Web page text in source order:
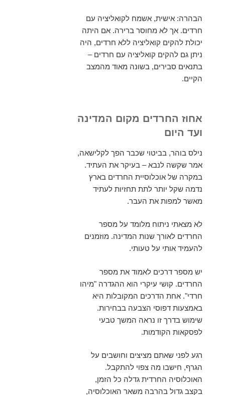
הבהרה: אישית, אשמח לקואליציה עם
חרדים. אך לא מחוסר ברירה. אם היתה
יכולת להקים קואליציה ללא חרדים, היה
ניתן גם להקים קואליציה עם חרדים –
בתנאים סבירים, בשונה מאוד מהמצב
הקיים.
אחוז החרדים מקום המדינה
ועד היום
נילס בוהר, בביטוי שכבר הפך לקלישאה,
אמר שקשה לנבא – בעיקר את העתיד.
במקרה של אוכלוסיית החרדים בארץ
נדמה שקל יותר לתת תחזיות לעתיד
מאשר למפות את העבר.
לא מצאתי ניתוח מלומד על מספר
החרדים לאורך שנות המדינה. מוזמנים
להעמיד אותי על טעותי.
יש מספר דרכים לאמוד את מספר
החרדים. קושי עיקרי הוא ההגדרה "מיהו
חרדי". אחת הדרכים המקובלות היא
באמצעות דפוסי הצבעה בבחירות.
שימוש בדרך זו נראה המשך טבעי
לפסקאות הקודמות.
רגע לפני שאתם מציצים וחושבים על
הגרף, חישבו מה צפוי להתקבל.
האוכלוסיה החרדית גדלה כל הזמן,
בקצב גדול בהרבה משאר האוכלוסיה,